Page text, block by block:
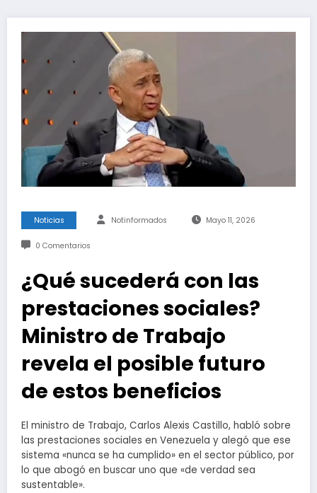
Noticias Notinformados Mayo 11, 2026
0 Comentarios
¿Qué sucederá con las
prestaciones sociales?
Ministro de Trabajo
revela el posible futuro
de estos beneficios
El ministro de Trabajo, Carlos Alexis Castillo, habló sobre
las prestaciones sociales en Venezuela y alegó que ese
sistema «nunca se ha cumplido» en el sector público, por
lo que abogó en buscar uno que «de verdad sea
sustentable».